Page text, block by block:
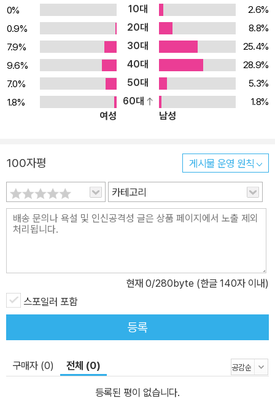
0% 10대
2.6%
0.9%
20대
8.8%
7.9%
30대
25.4%
9.6%
40대
28.9%
7.0%
50대
5.3%
1.8%
60대
1.8%
여성
남성
100자평 게시물 운영 원칙
카테고리
현재 0/280byte (한글 140자 이내)
스포일러 포함
등록
구매자 (0) 전체 (0)
등록된 평이 없습니다.